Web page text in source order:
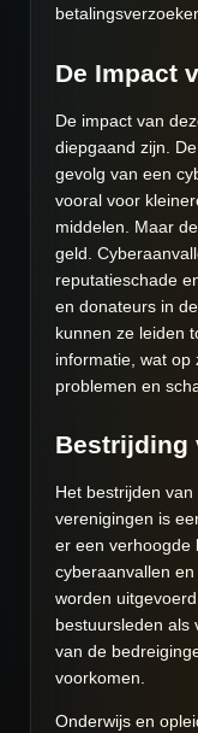
De Impact
De impact van
diepgaand zijn.
gevolg van een
vooral voor
middelen. Maar
geld.
reputatieschade
en donateurs in
kunnen ze leiden
informatie, wat op
problemen en
Bestrijding
Het bestrijden
verenigingen is
er een verhoogde
cyberaanvallen
worden
bestuursleden als
van de
voorkomen.
Onderwijs en